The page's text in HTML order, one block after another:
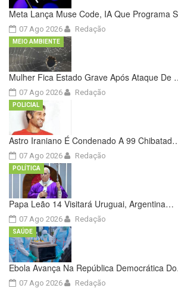
Meta Lança Muse Code, IA Que Programa
07 Ago 2026 Redação
Mulher Fica Estado Grave Após Ataque De
07 Ago 2026
MEIO AMBIENTE
Redação
Astro Iraniano É Condenado A 99
07 Ago 2026
POLICIAL
Redação
Papa Leão 14 Visitará Uruguai, Argentina…
07 Ago 2026
POLÍTICA
Redação
Ebola Avança Na República Democrática
07 Ago 2026
SAÚDE
Redação